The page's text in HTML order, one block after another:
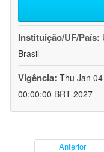
Instituição/UF/País:
Brasil
Vigência: Thu Jan
00:00:00 BRT 2027
Anterior